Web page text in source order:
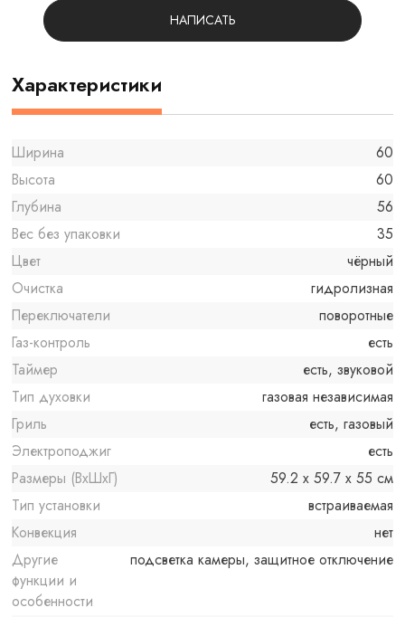
НАПИСАТЬ
Характеристики
Ширина
60
Высота
60
Глубина
56
Вес без упаковки
35
Цвет
чёрный
Очистка
гидролизная
Переключатели
поворотные
Газ-контроль
есть
Таймер
есть, звуковой
Тип духовки
газовая независимая
Гриль
есть, газовый
Электроподжиг
есть
Размеры (ВхШхГ)
59.2 х 59.7 x 55 см
Тип установки
встраиваемая
Конвекция
нет
Другие
функции и
особенности
подсветка камеры, защитное отключение